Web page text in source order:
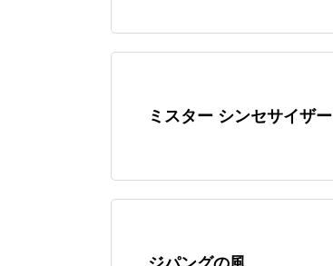
ミスター シンセサイザー